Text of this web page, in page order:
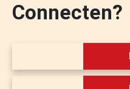
Connecten?